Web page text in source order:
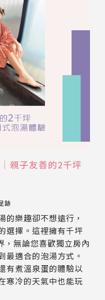
親子友善的2千坪
跡
的樂趣卻不想遠行，
選擇。這裡擁有千坪
，無論您喜歡獨立房內
最適合的泡湯方式。
有煮溫泉蛋的體驗以
寒冷的天氣中也能玩